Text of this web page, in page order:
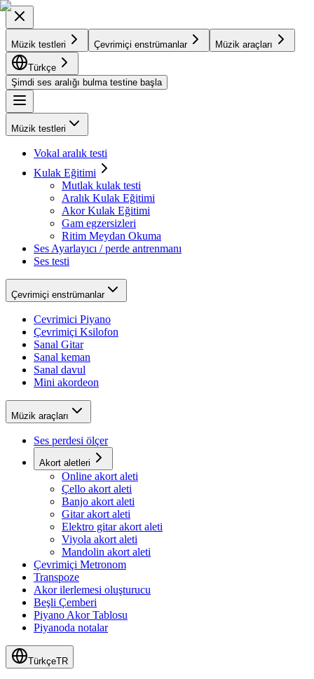
Müzik testleri Çevrimiçi enstrümanlar Müzik araçları
Türkçe
Şimdi ses aralığı bulma testine başla
Müzik testleri
Vokal aralık testi
Kulak Eğitimi
Mutlak kulak testi
Aralık Kulak Eğitimi
Akor Kulak Eğitimi
Gam egzersizleri
Ritim Meydan Okuma
Ses Ayarlayıcı / perde antrenmanı
Ses testi
Çevrimiçi enstrümanlar
Cevrimici Piyano
Çevrimiçi Ksilofon
Sanal Gitar
Sanal keman
Sanal davul
Mini akordeon
Müzik araçları
Ses perdesi ölçer
Akort aletleri
Online akort aleti
Çello akort aleti
Banjo akort aleti
Gitar akort aleti
Elektro gitar akort aleti
Viyola akort aleti
Mandolin akort aleti
Çevrimiçi Metronom
Transpoze
Akor ilerlemesi oluşturucu
Beşli Çemberi
Piyano Akor Tablosu
Piyanoda notalar
TürkçeTR